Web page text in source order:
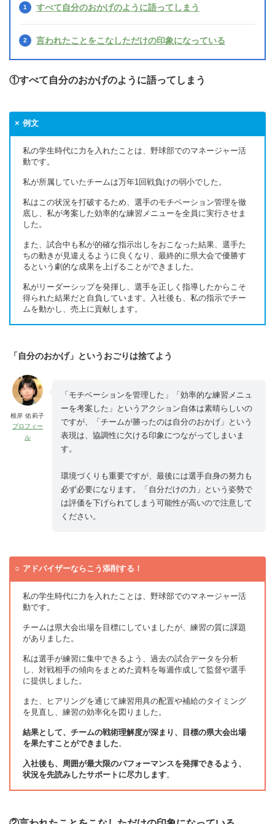
すべて自分のおかげのように語ってしまう
言われたことをこなしただけの印象になっている
①すべて自分のおかげのように語ってしまう
例文
私の学生時代に力を入れたことは、野球部でのマネージャー活
動です。
私が所属していたチームは万年1回戦負けの弱小でした。
私はこの状況を打破するため、選手のモチベーション管理を徹
底し、私が考案した効率的な練習メニューを全員に実行させま
した。
また、試合中も私が的確な指示出しをおこなった結果、選手た
ちの動きが見違えるように良くなり、最終的に県大会で優勝す
るという劇的な成果を上げることができました。
私がリーダーシップを発揮し、選手を正しく指導したからこそ
得られた結果だと自負しています。入社後も、私の指示でチー
ムを動かし、売上に貢献します。
「自分のおかげ」というおごりは捨てよう
根岸 佑莉子
プロフィー
ル
「モチベーションを管理した」「効率的な練習メニュ
ーを考案した」というアクション自体は素晴らしいの
ですが、「チームが勝ったのは自分のおかげ」という
表現は、協調性に欠ける印象につながってしまいま
す。
環境づくりも重要ですが、最後には選手自身の努力も
必ず必要になります。「自分だけの力」という姿勢で
は評価を下げられてしまう可能性が高いので注意して
ください。
アドバイザーならこう添削する！
私の学生時代に力を入れたことは、野球部でのマネージャー活
動です。
チームは県大会出場を目標にしていましたが、練習の質に課題
がありました。
私は選手が練習に集中できるよう、過去の試合データを分析
し、対戦相手の傾向をまとめた資料を毎週作成して監督や選手
に提供しました。
また、ヒアリングを通じて練習用具の配置や補給のタイミング
を見直し、練習の効率化を図りました。
結果として、チームの戦術理解度が深まり、目標の県大会出場
を果たすことができました 。
入社後も、周囲が最大限のパフォーマンスを発揮できるよう、
状況を先読みしたサポートに尽力します。